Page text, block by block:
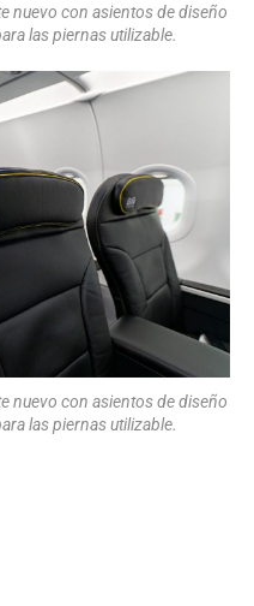
nuevo con asientos de diseño
las piernas utilizable.
nuevo con asientos de diseño
las piernas utilizable.